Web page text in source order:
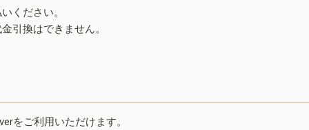
ください。
引換はできません。
をご利用いただけます。